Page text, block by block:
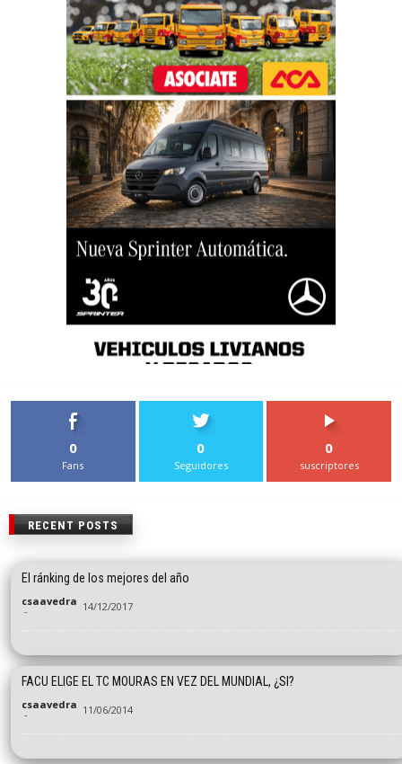
0
Fans
0
Seguidores
0
suscriptores
RECENT POSTS
El ránking de los mejores del año
csaavedra
- 14/12/2017
FACU ELIGE EL TC MOURAS EN VEZ DEL MUNDIAL, ¿SI?
csaavedra
- 11/06/2014